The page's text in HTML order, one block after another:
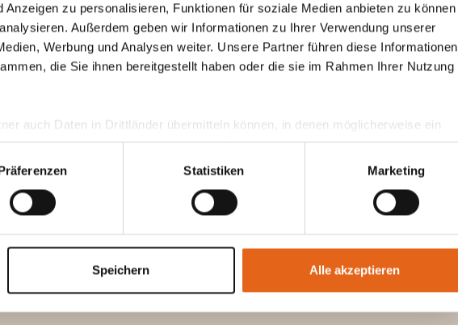
zu personalisieren, Funktionen für soziale Medien anbieten zu können
Außerdem geben wir Informationen zu Ihrer Verwendung unserer
Werbung und Analysen weiter. Unsere Partner führen diese Informationen
die Sie ihnen bereitgestellt haben oder die sie im Rahmen Ihrer Nutzung
auch Daten in Drittländer übermitteln können, in denen möglicherweise ein
der EU. Wir stellen sicher, dass die Übermittlung Ihrer Daten in
erfolgt und geeignete Schutzmaßnahmen getroffen werden.
wenn Sie unsere Webseite weiterhin nutzen.
Statistiken Marketing
Speichern Alle akzeptieren